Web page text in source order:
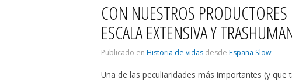
CON NUESTROS
ESCALA EXTENSIVA Y
Publicado en Historia de vidasdesde España Slow
Una de las peculiaridades más importantes (y